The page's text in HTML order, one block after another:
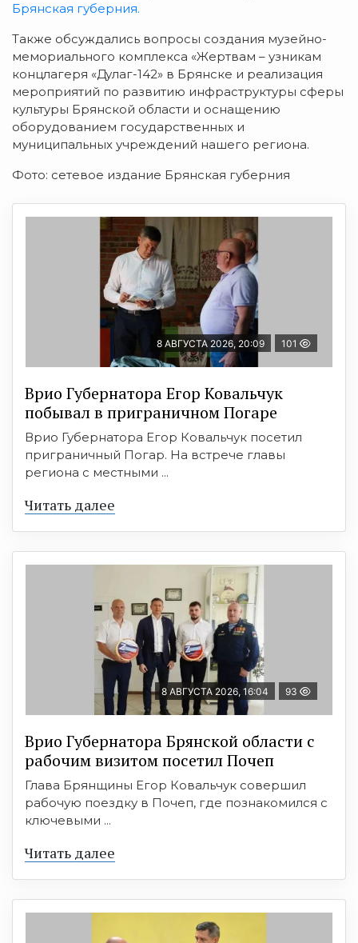
Брянская губерния.
Также обсуждались вопросы создания музейно-
мемориального комплекса «Жертвам – узникам
концлагеря «Дулаг-142» в Брянске и реализация
мероприятий по развитию инфраструктуры сферы
культуры Брянской области и оснащению
оборудованием государственных и
муниципальных учреждений нашего региона.
Фото: сетевое издание Брянская губерния
8 АВГУСТА 2026, 20:09 101
Врио Губернатора Егор Ковальчук
побывал в приграничном Погаре
Врио Губернатора Егор Ковальчук посетил
приграничный Погар. На встрече главы
региона с местными ...
Читать далее
8 АВГУСТА 2026, 16:04 93
Врио Губернатора Брянской области с
рабочим визитом посетил Почеп
Глава Брянщины Егор Ковальчук совершил
рабочую поездку в Почеп, где познакомился с
ключевыми ...
Читать далее